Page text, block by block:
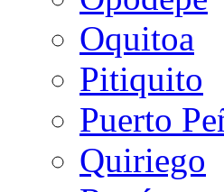
Oquitoa
Pitiquito
Puerto
Quiriego